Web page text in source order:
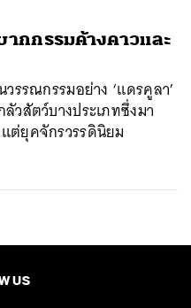
กกรรมค้างคาวและ
รรณกรรมอย่าง ‘แดรคูลา’
วสัตว์บางประเภทซึ่งมา
ต่ยุคจักรวรรดินิยม
US